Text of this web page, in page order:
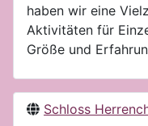
haben wir eine
Aktivitäten für
Größe und
Schloss